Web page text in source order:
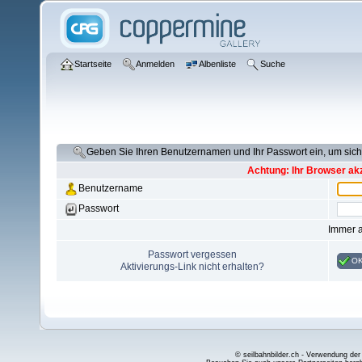
Startseite Anmelden Albenliste Suche
Geben Sie Ihren Benutzernamen und Ihr Passwort ein, um
Achtung: Ihr Browser
Benutzername
Passwort
Immer
Passwort vergessen
Aktivierungs-Link nicht erhalten?
© seilbahnbilder.ch - Verwendung